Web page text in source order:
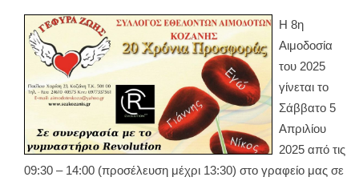
Η 8η
Αιμοδοσία
του 2025
γίνεται τo
Σάββατο 5
Απριλίου
2025 από τις
09:30 – 14:00 (προσέλευση μέχρι 13:30) στο γραφείο μας σε